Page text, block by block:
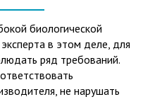
биологической
в этом деле, для
ряд требований.
не нарушать